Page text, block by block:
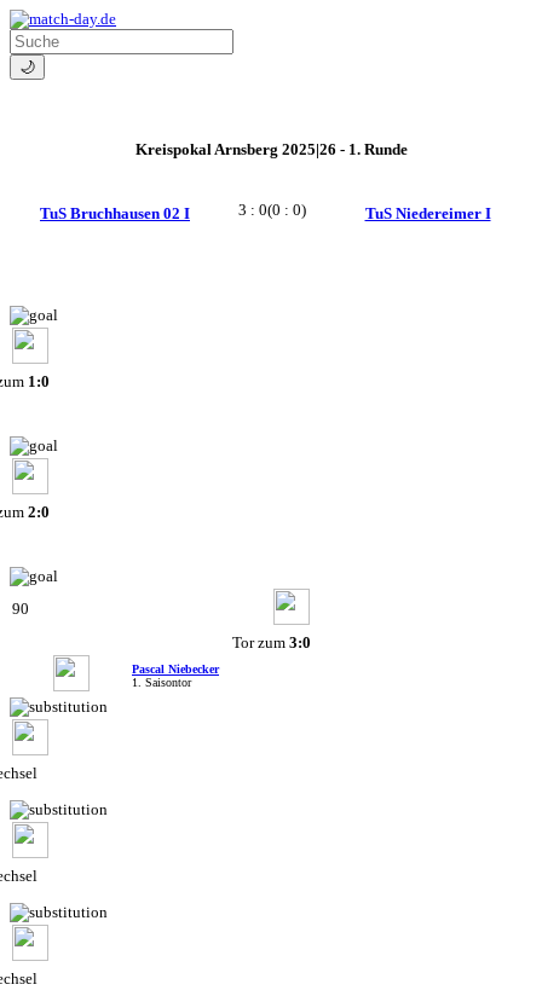
🌙
Kreispokal Arnsberg 2025|26 - 1. Runde
TuS Bruchhausen 02 I 3 : 0(0 : 0) TuS Niedereimer I
1:0
2:0
90
Tor zum 3:0
Pascal Niebecker
1. Saisontor